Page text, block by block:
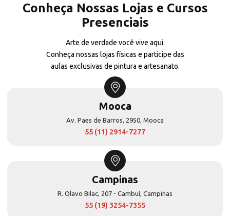
Conheça Nossas Lojas e Cursos
Presenciais
Arte de verdade você vive aqui.
Conheça nossas lojas físicas e participe das
aulas exclusivas de pintura e artesanato.
Mooca
Av. Paes de Barros, 2950, Mooca
55 (11) 2914-7277
Campinas
R. Olavo Bilac, 207 - Cambuí, Campinas
55 (19) 3254-7355